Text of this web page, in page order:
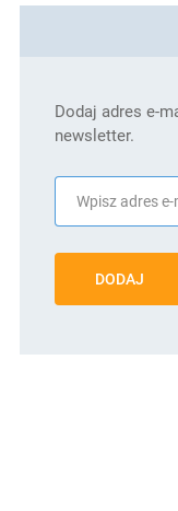
Dodaj adres e-
newsletter.
DODAJ